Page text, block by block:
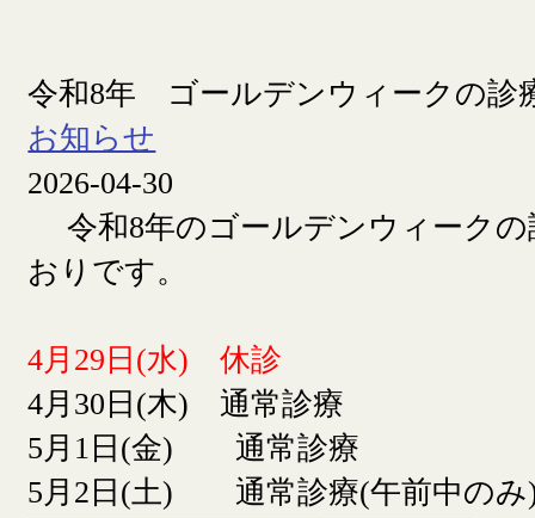
令和8年 ゴールデンウィークの診
お知らせ
2026-04-30
令和8年のゴールデンウィークの
おりです。
4月29日(水) 休診
4月30日(木) 通常診療
5月1日(金) 通常診療
5月2日(土) 通常診療(午前中のみ